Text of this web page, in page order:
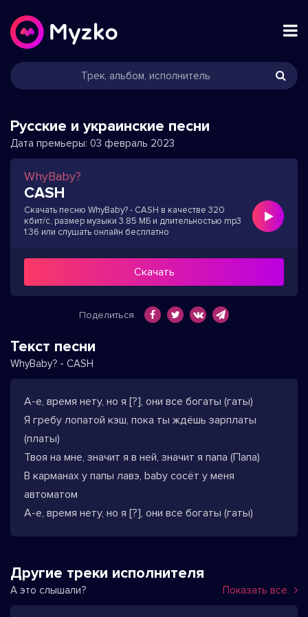
Русские и украинские песни
Дата премьеры: 03 февраль 2023
WhyBaby?
CASH
Скачать песню WhyBaby? - CASH в качестве 320
кбит/с, размер музыки 3.85 МБ и длительностью mp3
1:36 или слушать онлайн бесплатно
Скачать
Поделиться
Текст песни
WhyBaby? - CASH
А-е, время нету, но я [?], они все богаты (гаты)
Я гребу лопатой кэш, пока ты ждёшь зарплаты
(платы)
Твоя на мне, значит я в ней, значит я папа (Папа)
В карманах у папы лавэ, baby сосёт у меня
автоматом
А-е, время нету, но я [?], они все богаты (гаты)
Другие треки исполнителя
А это слышали? Показать все